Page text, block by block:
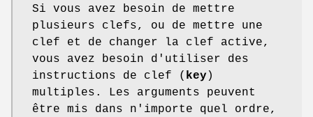
Si vous avez besoin de mettre
plusieurs clefs, ou de mettre une
clef et de changer la clef active,
vous avez besoin d'utiliser des
instructions de clef ( key )
multiples. Les arguments peuvent
être mis dans n'importe quel ordre,